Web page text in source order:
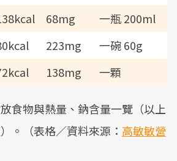
68mg
一瓶 200ml
223mg
一碗 60g
138mg 一顆
食物與熱量、鈉含量一覽（以上
。（表格／資料來源： 高敏敏營